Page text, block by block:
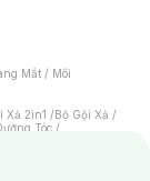
Mắt / Môi
Xả 2in1 /Bộ Gội Xả /
Tóc /